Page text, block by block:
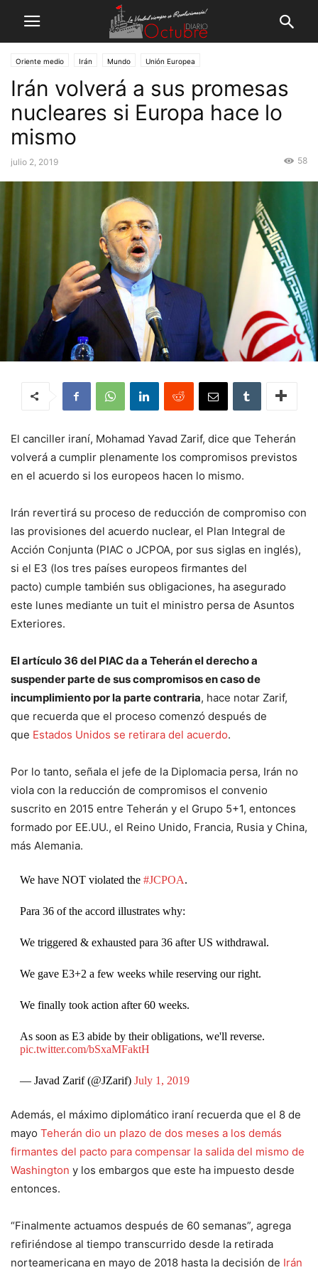
Oriente medio Irán Mundo Unión Europea
Irán volverá a sus promesas
nucleares si Europa hace lo
mismo
julio 2, 2019 58
El canciller iraní, Mohamad Yavad Zarif, dice que Teherán
volverá a cumplir plenamente los compromisos previstos
en el acuerdo si los europeos hacen lo mismo.
Irán revertirá su proceso de reducción de compromiso con
las provisiones del acuerdo nuclear, el Plan Integral de
Acción Conjunta (PIAC o JCPOA, por sus siglas en inglés),
si el E3 (los tres países europeos firmantes del
pacto) cumple también sus obligaciones, ha asegurado
este lunes mediante un tuit el ministro persa de Asuntos
Exteriores.
El artículo 36 del PIAC da a Teherán el derecho a
suspender parte de sus compromisos en caso de
incumplimiento por la parte contraria, hace notar Zarif,
que recuerda que el proceso comenzó después de
que Estados Unidos se retirara del acuerdo.
Por lo tanto, señala el jefe de la Diplomacia persa, Irán no
viola con la reducción de compromisos el convenio
suscrito en 2015 entre Teherán y el Grupo 5+1, entonces
formado por EE.UU., el Reino Unido, Francia, Rusia y China,
más Alemania.
We have NOT violated the #JCPOA.
Para 36 of the accord illustrates why:
We triggered & exhausted para 36 after US withdrawal.
We gave E3+2 a few weeks while reserving our right.
We finally took action after 60 weeks.
As soon as E3 abide by their obligations, we'll reverse.
pic.twitter.com/bSxaMFaktH
— Javad Zarif (@JZarif) July 1, 2019
Además, el máximo diplomático iraní recuerda que el 8 de
mayo Teherán dio un plazo de dos meses a los demás
firmantes del pacto para compensar la salida del mismo de
Washington y los embargos que este ha impuesto desde
entonces.
“Finalmente actuamos después de 60 semanas”, agrega
refiriéndose al tiempo transcurrido desde la retirada
norteamericana en mayo de 2018 hasta la decisión de Irán